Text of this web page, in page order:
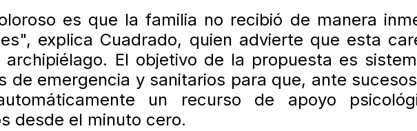
es que la familia no recibió de manera
explica Cuadrado, quien advierte que esta
El objetivo de la propuesta es
de emergencia y sanitarios para que, ante
un recurso de apoyo
desde el minuto cero.